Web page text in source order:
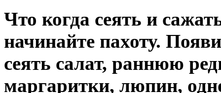
Что когда сеять и
начинайте пахоту.
сеять салат, раннюю
маргаритки, люпин,